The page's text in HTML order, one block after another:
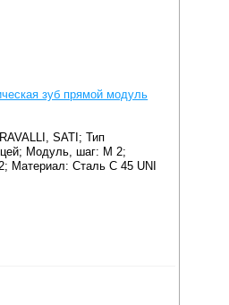
зуб прямой модуль
SATI; Тип
Модуль, шаг: M 2;
Материал: Сталь C 45 UNI